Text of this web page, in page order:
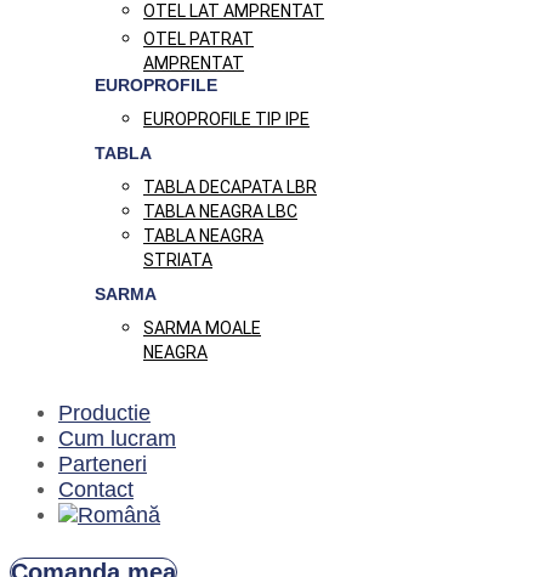
OTEL LAT AMPRENTAT
OTEL PATRAT
AMPRENTAT
EUROPROFILE
EUROPROFILE TIP IPE
TABLA
TABLA DECAPATA LBR
TABLA NEAGRA LBC
TABLA NEAGRA
STRIATA
SARMA
SARMA MOALE
NEAGRA
Productie
Cum lucram
Parteneri
Contact